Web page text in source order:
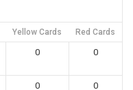
Yellow Cards Red Cards
0 0
0 0